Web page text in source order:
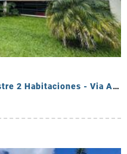
Se Vende Apartamento Campestre 2 Habitaciones - Via Al Caimo